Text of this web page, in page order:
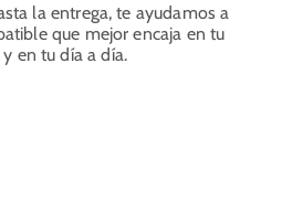
la entrega, te ayudamos a
que mejor encaja en tu
en tu día a día.